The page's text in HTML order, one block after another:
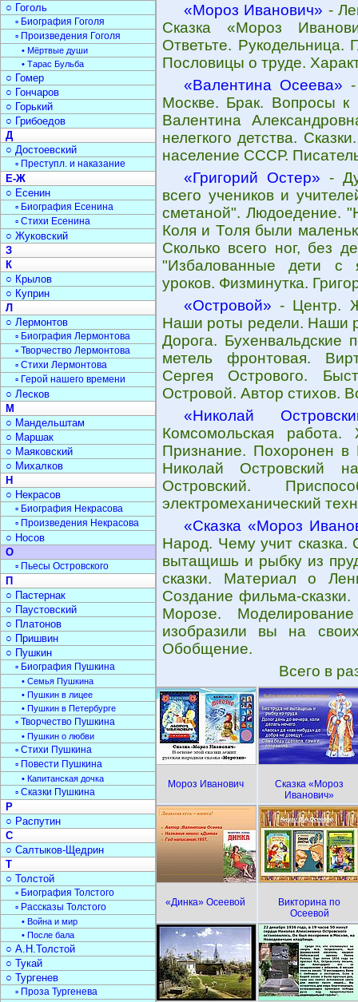
«Мороз Иванович» -
Сказка «Мороз
Ответьте. Рукодельница.
Пословицы о труде.
«Валентина Осеева»
Москве. Брак. Вопросы к
Валентина
нелегкого детства.
население СССР.
«Григорий Остер» -
всего учеников и
сметаной". Людоедение.
Коля и Толя были
Сколько всего ног, без
"Избалованные дети с
уроков. Физминутка.
«Островой» - Центр.
Наши роты редели. Наши
Дорога. Бухенвальдские
метель фронтовая.
Сергея Острового.
Островой. Автор стихов.
«Николай
Комсомольская
Признание. Похоронен в
Николай Островский
Островский.
электромеханический
«Сказка «Мороз
Народ. Чему учит сказка.
вытащишь и рыбку из
сказки. Материал о
Создание фильма-
Морозе.
изобразили вы на
Обобщение.
Всего в
Мороз Иванович
Сказка «Мороз
Иванович»
«Динка» Осеевой
Викторина по
Осеевой
○ Гоголь
▫ Биография Гоголя
▫ Произведения Гоголя
• Мёртвые души
• Тарас Бульба
○ Гомер
○ Гончаров
○ Горький
○ Грибоедов
Д
○ Достоевский
▫ Преступл. и наказание
Е-Ж
○ Есенин
▫ Биография Есенина
▫ Стихи Есенина
○ Жуковский
З
К
○ Крылов
○ Куприн
Л
○ Лермонтов
▫ Биография Лермонтова
▫ Творчество Лермонтова
▫ Стихи Лермонтова
▫ Герой нашего времени
○ Лесков
М
○ Мандельштам
○ Маршак
○ Маяковский
○ Михалков
Н
○ Некрасов
▫ Биография Некрасова
▫ Произведения Некрасова
○ Носов
О
▫ Пьесы Островского
П
○ Пастернак
○ Паустовский
○ Платонов
○ Пришвин
○ Пушкин
▫ Биография Пушкина
• Семья Пушкина
• Пушкин в лицее
• Пушкин в Петербурге
▫ Творчество Пушкина
• Пушкин о любви
▫ Стихи Пушкина
▫ Повести Пушкина
• Капитанская дочка
▫ Сказки Пушкина
Р
○ Распутин
С
○ Салтыков-Щедрин
Т
○ Толстой
▫ Биография Толстого
▫ Рассказы Толстого
• Война и мир
• После бала
○ А.Н.Толстой
○ Тукай
○ Тургенев
▫ Проза Тургенева